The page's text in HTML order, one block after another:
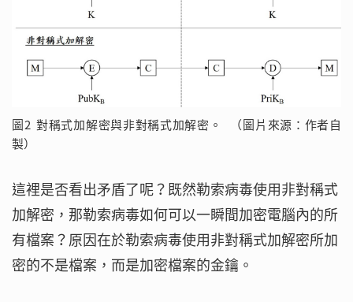
圖2 對稱式加解密與非對稱式加解密。 （圖片來源：作者自
製）
這裡是否看出矛盾了呢？既然勒索病毒使用非對稱式
加解密，那勒索病毒如何可以一瞬間加密電腦內的所
有檔案？原因在於勒索病毒使用非對稱式加解密所加
密的不是檔案，而是加密檔案的金鑰。